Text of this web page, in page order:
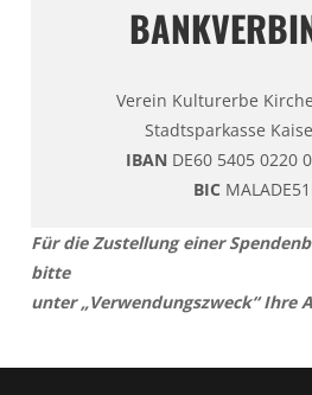
Verein Kulturerbe
Stadtsparkasse
IBAN DE60 5405 0220
BIC
Für die Zustellung einer
bitte
unter „Verwendungszweck“ Ihre